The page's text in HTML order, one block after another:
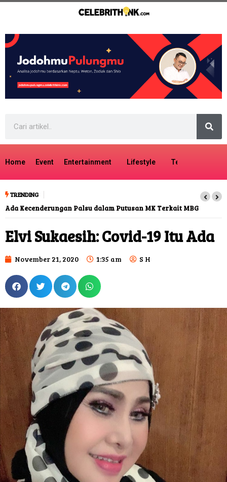
Home Event Entertainment Lifestyle Tech
TRENDING
Ada Kecenderungan Palsu dalam Putusan MK Terkait MBG
Elvi Sukaesih: Covid-19 Itu Ada
November 21, 2020 1:35 am S H